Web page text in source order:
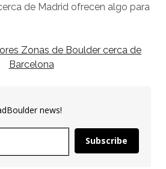
de Madrid ofrecen algo para
Zonas de Boulder cerca de
Barcelona
news!
Subscribe